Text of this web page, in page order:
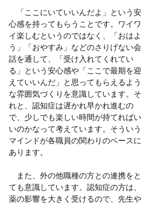
「ここにいていいんだよ」という安
心感を持ってもらうことです。ワイワ
イ楽しむというのではなく、「おはよ
う」「おやすみ」などのさりげない会
話を通して、「受け入れてくれてい
る」という安心感や「ここで最期を迎
えていいんだ」と思ってもらえるよう
な雰囲気づくりを意識しています。そ
れと、認知症は遅かれ早かれ進むの
で、少しでも楽しい時間が持てればい
いのかなって考えています。そういう
マインドが各職員の関わりのベースに
あります。
また、外の他職種の方との連携をと
ても意識しています。認知症の方は、
薬の影響を大きく受けるので、先生や